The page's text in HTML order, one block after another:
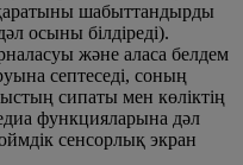
шабыттандырды
осыны білдіреді).
және аласа белдем
септеседі, соның
сипаты мен көліктің
функцияларына дәл
сенсорлық экран